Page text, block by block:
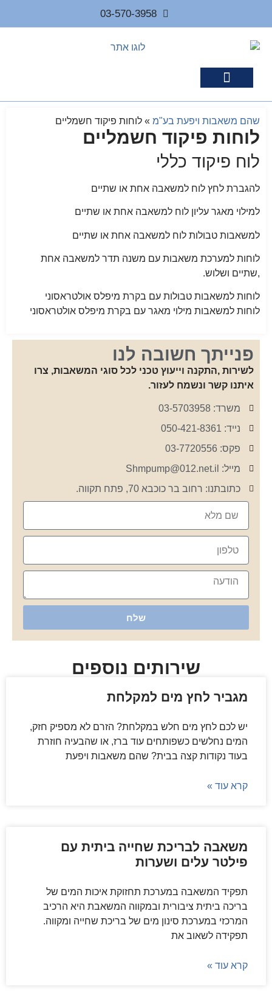
03-570-3958
שהם משאבות ויפעת בע"מ » לוחות פיקוד חשמליים
לוחות פיקוד חשמליים
לוח פיקוד כללי
להגברת לחץ לוח למשאבה אחת או שתיים
למילוי מאגר עליון לוח למשאבה אחת או שתיים
למשאבות טבולות לוח למשאבה אחת או שתיים
לוחות למערכת משאבות עם משנה תדר למשאבה אחת
,שתיים ושלוש.
לוחות למשאבות טבולות עם בקרת מיפלס אולטראסוני
לוחות למשאבות מילוי מאגר עם בקרת מיפלס אולטראסוני
פנייתך חשובה לנו
לשירות ,התקנה וייעוץ טכני לכל סוגי המשאבות, צרו
איתנו קשר ונשמח לעזור.
משרד: 03-5703958
נייד: 050-421-8361
פקס: 03-7720556
מייל: Shmpump@012.net.il
כתובתנו: רחוב בר כוכבא 70, פתח תקווה.
שלח
שירותים נוספים
מגביר לחץ מים למקלחת
יש לכם לחץ מים חלש במקלחת? הזרם לא מספיק חזק,
המים נחלשים כשפותחים עוד ברז, או שהבעיה חוזרת
בעוד נקודות קצה בבית? שהם משאבות ויפעת
קרא עוד »
משאבה לבריכת שחייה ביתית עם
פילטר עלים ושערות
תפקיד המשאבה במערכת תחזוקת איכות המים של
בריכה ביתית ציבורית ובמקווה המשאבת היא הרכיב
המרכזי במערכת סינון מים של בריכת שחייה ומקווה.
תפקידה לשאוב את
קרא עוד »